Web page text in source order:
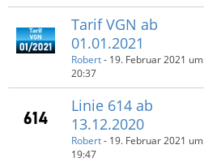
Tarif VGN ab
01.01.2021​
Robert- 19. Februar 2021 um
20:37
Linie 614 ab
13.12.2020
Robert- 19. Februar 2021 um
19:47